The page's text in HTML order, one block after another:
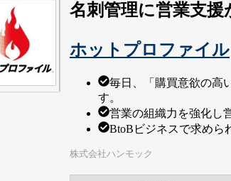
名刺管理に営業支援
ホットプロファイル
毎日、「購買意欲の高
す。
営業の組織力を強化し
BtoBビジネスで求めら
株式会社ハンモック